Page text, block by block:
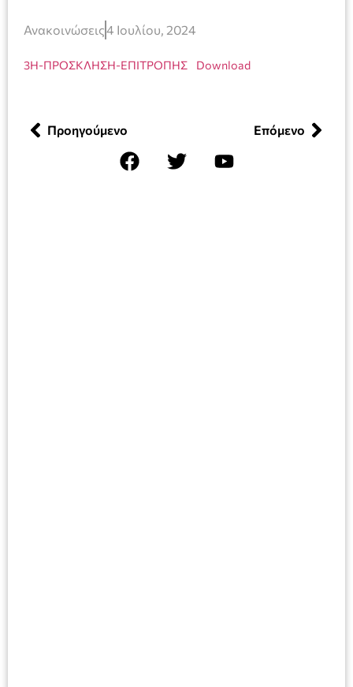
Ανακοινώσεις4 Ιουλίου, 2024
3Η-ΠΡΟΣΚΛΗΣΗ-ΕΠΙΤΡΟΠΗΣ Download
Προηγούμενο Επόμενο